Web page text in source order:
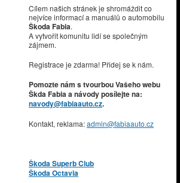
Cílem našich stránek je shromáždit co
nejvíce informací a manuálů o automobilu
Škoda Fabia.
A vytvořit komunitu lidí se společným
zájmem.
Registrace je zdarma! Přidej se k nám.
Pomozte nám s tvourbou Vašeho webu
Škda Fabia a návody posílejte na:
navody@fabiaauto.cz.
Kontakt, reklama:admin@fabiaauto.cz
Škoda Superb Club
Škoda Octavia